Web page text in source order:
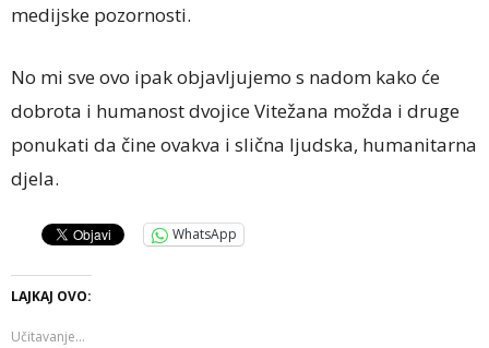
medijske pozornosti.
No mi sve ovo ipak objavljujemo s nadom kako će
dobrota i humanost dvojice Vitežana možda i druge
ponukati da čine ovakva i slična ljudska, humanitarna
djela.
WhatsApp
LAJKAJ OVO:
Učitavanje...